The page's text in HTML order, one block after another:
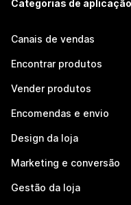
Categorias de aplicação
Canais de vendas
Encontrar produtos
Vender produtos
Encomendas e envio
Design da loja
Marketing e conversão
Gestão da loja